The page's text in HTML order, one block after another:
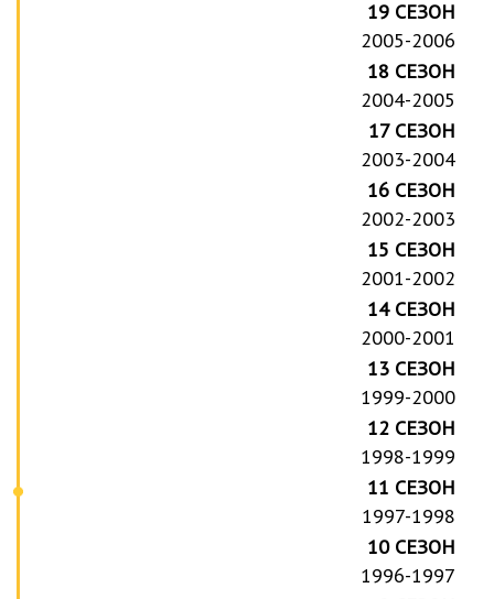
19 СЕЗОН
2005-2006
18 СЕЗОН
2004-2005
17 СЕЗОН
2003-2004
16 СЕЗОН
2002-2003
15 СЕЗОН
2001-2002
14 СЕЗОН
2000-2001
13 СЕЗОН
1999-2000
12 СЕЗОН
1998-1999
11 СЕЗОН
1997-1998
10 СЕЗОН
1996-1997